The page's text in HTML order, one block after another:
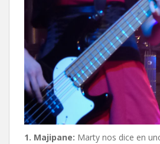
1. Majipane: Marty nos dice en